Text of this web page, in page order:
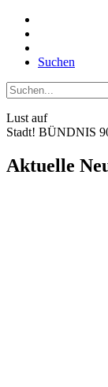
Suchen
Lust auf
Stadt! BÜNDNIS
Aktuelle